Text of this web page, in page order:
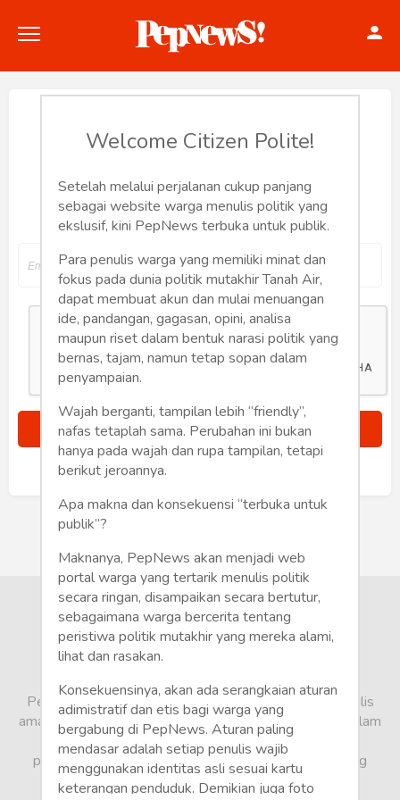
Politik
Konstitusi
Hankam
Internasional
Bisnis
Humaniora
Sketsa
Gaya
Wisata
Wanita
Reset Password
Input your email address to reset your
password
Sudah punya akun?
Welcome Citizen Polite!
Setelah melalui perjalanan cukup panjang
sebagai website warga menulis politik yang
ekslusif, kini PepNews terbuka untuk publik.
Para penulis warga yang memiliki minat dan
fokus pada dunia politik mutakhir Tanah Air,
dapat membuat akun dan mulai menuangan
ide, pandangan, gagasan, opini, analisa
maupun riset dalam bentuk narasi politik yang
bernas, tajam, namun tetap sopan dalam
penyampaian.
Wajah berganti, tampilan lebih “friendly”,
nafas tetaplah sama. Perubahan ini bukan
hanya pada wajah dan rupa tampilan, tetapi
berikut jeroannya.
Apa makna dan konsekuensi “terbuka untuk
publik”?
Maknanya, PepNews akan menjadi web
portal warga yang tertarik menulis politik
secara ringan, disampaikan secara bertutur,
sebagaimana warga bercerita tentang
peristiwa politik mutakhir yang mereka alami,
lihat dan rasakan.
Konsekuensinya, akan ada serangkaian aturan
adimistratif dan etis bagi warga yang
bergabung di PepNews. Aturan paling
mendasar adalah setiap penulis wajib
menggunakan identitas asli sesuai kartu
keterangan penduduk. Demikian juga foto
PepNews.com adalah media warga, tempat bagi penulis
amatir dan profesional menyampaikan berbagai opini dalam
bentuk artikel mapun feature yang ditulis dari sudut
pandang tidak biasa, yang berbeda dari sudut pandang
berita media arus utama.